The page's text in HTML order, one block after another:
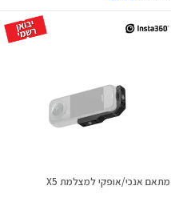
מתאם אנכי/אופקי למצלמת X5